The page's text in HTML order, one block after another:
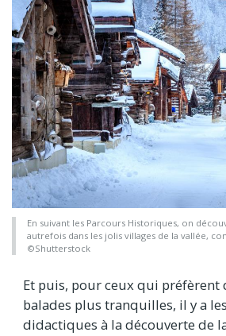
En suivant les Parcours Historiques, on
autrefois dans les jolis villages de la vallée,
©Shutterstock
Et puis, pour ceux qui préfèrent
balades plus tranquilles, il y a
didactiques à la découverte de